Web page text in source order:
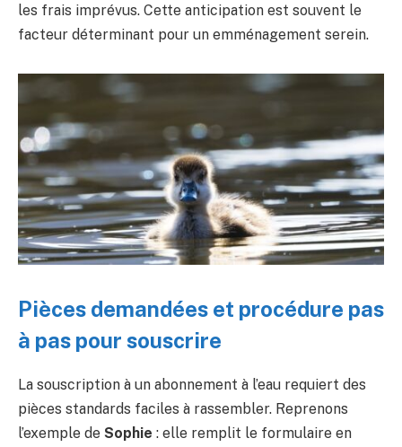
les frais imprévus. Cette anticipation est souvent le
facteur déterminant pour un emménagement serein.
Pièces demandées et procédure pas
à pas pour souscrire
La souscription à un abonnement à l’eau requiert des
pièces standards faciles à rassembler. Reprenons
l’exemple de Sophie : elle remplit le formulaire en